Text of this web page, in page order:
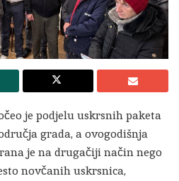
je podjelu uskrsnih paketa
grada, a ovogodišnja
je na drugačiji način nego
novčanih uskrsnica,